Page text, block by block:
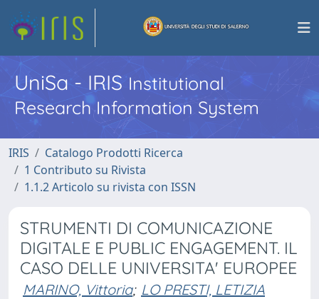
UniSa - IRISInstitutional
Research Information System
IRIS
Catalogo Prodotti Ricerca
1 Contributo su Rivista
1.1.2 Articolo su rivista con ISSN
STRUMENTI DI COMUNICAZIONE
DIGITALE E PUBLIC ENGAGEMENT. IL
CASO DELLE UNIVERSITA' EUROPEE
MARINO, Vittoria; LO PRESTI, LETIZIA